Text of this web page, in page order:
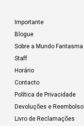
Importante
Blogue
Sobre a Mundo Fantasma
Staff
Horário
Contacto
Política de Privacidade
Devoluções e Reembolso
Livro de Reclamações